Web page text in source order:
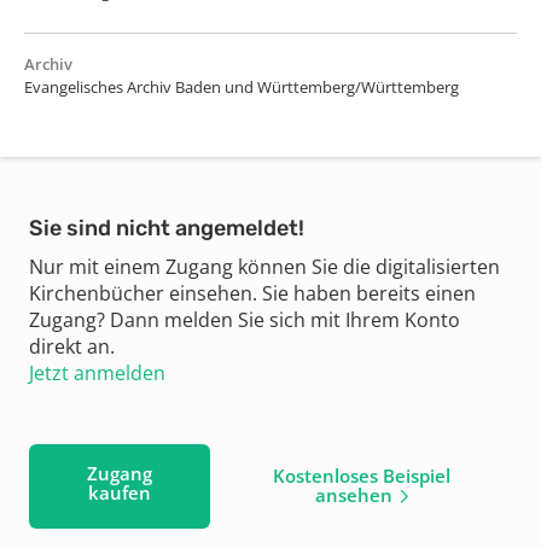
Archiv
Evangelisches Archiv Baden und Württemberg/Württemberg
Sie sind nicht angemeldet!
Nur mit einem Zugang können Sie die digitalisierten
Kirchenbücher einsehen. Sie haben bereits einen
Zugang? Dann melden Sie sich mit Ihrem Konto
direkt an.
Jetzt anmelden
Zugang
kaufen
Kostenloses Beispiel
ansehen